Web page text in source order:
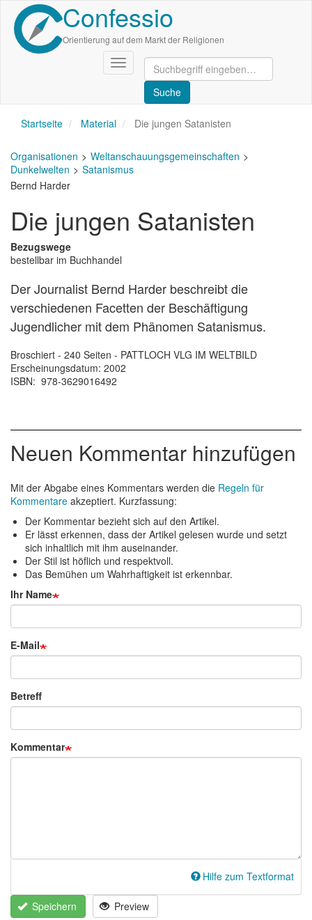
Direkt
zum
Inhalt
Confessio
Orientierung auf dem Markt der Religionen
Navigation
aktivieren/deaktivieren
Startseite Material Die jungen Satanisten
Organisationen
Weltanschauungsgemeinschaften
Dunkelwelten
Satanismus
Bernd Harder
Die jungen Satanisten
Bezugswege
bestellbar im Buchhandel
Der Journalist Bernd Harder beschreibt die
verschiedenen Facetten der Beschäftigung
Jugendlicher mit dem Phänomen Satanismus.
Broschiert - 240 Seiten - PATTLOCH VLG IM WELTBILD
Erscheinungsdatum: 2002
ISBN: 978-3629016492
Neuen Kommentar hinzufügen
Mit der Abgabe eines Kommentars werden die Regeln für
Kommentare akzeptiert. Kurzfassung:
Der Kommentar bezieht sich auf den Artikel.
Er lässt erkennen, dass der Artikel gelesen wurde und setzt
sich inhaltlich mit ihm auseinander.
Der Stil ist höflich und respektvoll.
Das Bemühen um Wahrhaftigkeit ist erkennbar.
Ihr Name
E-Mail
Betreff
Kommentar
Hilfe zum Textformat
Speichern Preview